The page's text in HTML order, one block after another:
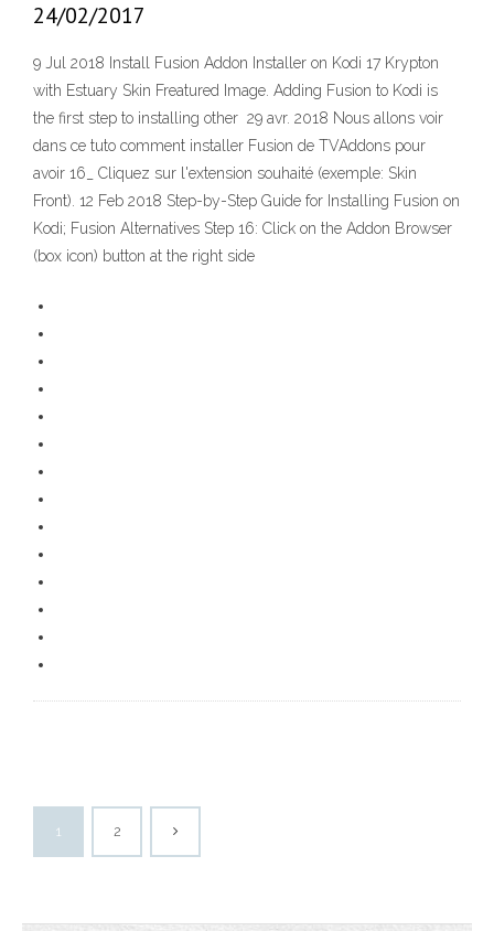
24/02/2017
9 Jul 2018 Install Fusion Addon Installer on Kodi 17 Krypton
with Estuary Skin Freatured Image. Adding Fusion to Kodi is
the first step to installing other 29 avr. 2018 Nous allons voir
dans ce tuto comment installer Fusion de TVAddons pour
avoir 16_ Cliquez sur l'extension souhaité (exemple: Skin
Front). 12 Feb 2018 Step-by-Step Guide for Installing Fusion on
Kodi; Fusion Alternatives Step 16: Click on the Addon Browser
(box icon) button at the right side
1 2